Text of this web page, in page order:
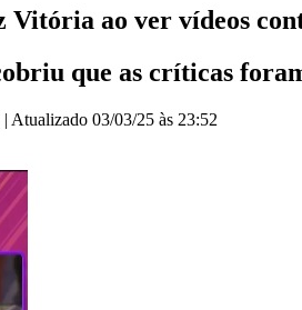
ao ver vídeos
que as críticas
| Atualizado 03/03/25 às 23:52